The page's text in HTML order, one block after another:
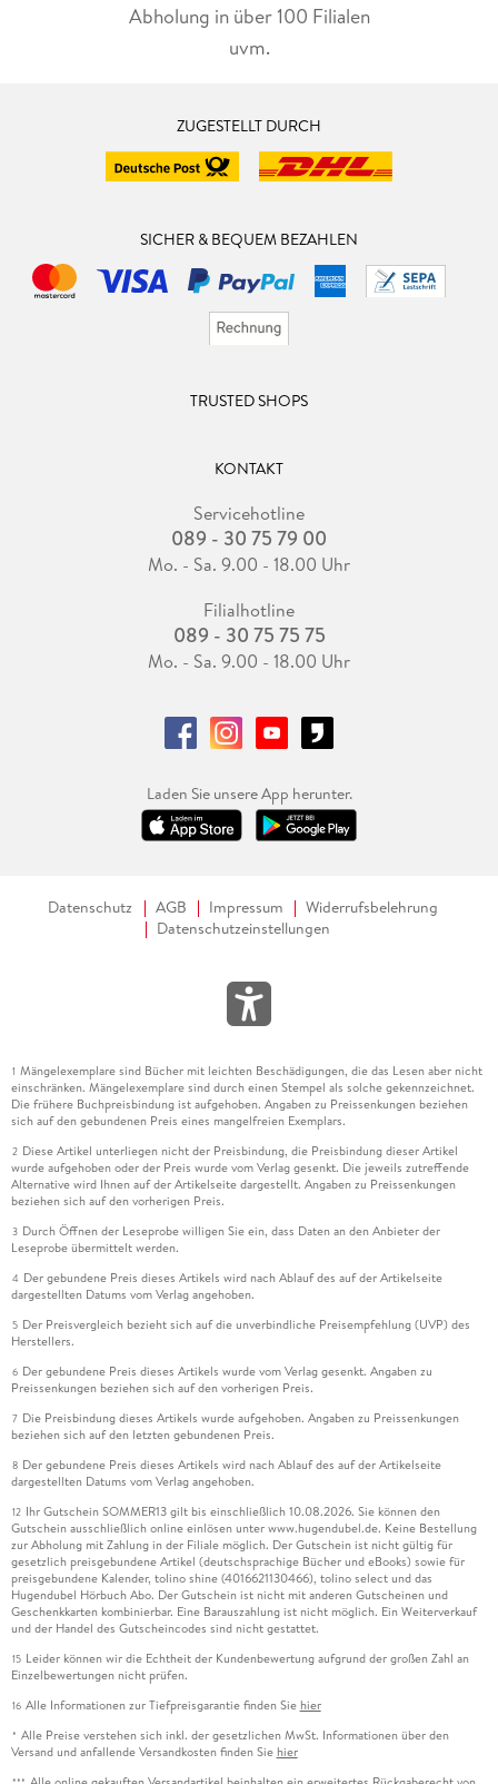
Abholung in über 100 Filialen
uvm.
ZUGESTELLT DURCH
SICHER & BEQUEM BEZAHLEN
TRUSTED SHOPS
KONTAKT
Servicehotline
089 - 30 75 79 00
Mo. - Sa. 9.00 - 18.00 Uhr
Filialhotline
089 - 30 75 75 75
Mo. - Sa. 9.00 - 18.00 Uhr
Laden Sie unsere App herunter.
Datenschutz AGB Impressum
Widerrufsbelehrung
Datenschutzeinstellungen
1 Mängelexemplare sind Bücher mit leichten Beschädigungen, die das Lesen aber nicht
einschränken. Mängelexemplare sind durch einen Stempel als solche gekennzeichnet.
Die frühere Buchpreisbindung ist aufgehoben. Angaben zu Preissenkungen beziehen
sich auf den gebundenen Preis eines mangelfreien Exemplars.
2 Diese Artikel unterliegen nicht der Preisbindung, die Preisbindung dieser Artikel
wurde aufgehoben oder der Preis wurde vom Verlag gesenkt. Die jeweils zutreffende
Alternative wird Ihnen auf der Artikelseite dargestellt. Angaben zu Preissenkungen
beziehen sich auf den vorherigen Preis.
3 Durch Öffnen der Leseprobe willigen Sie ein, dass Daten an den Anbieter der
Leseprobe übermittelt werden.
4 Der gebundene Preis dieses Artikels wird nach Ablauf des auf der Artikelseite
dargestellten Datums vom Verlag angehoben.
5 Der Preisvergleich bezieht sich auf die unverbindliche Preisempfehlung (UVP) des
Herstellers.
6 Der gebundene Preis dieses Artikels wurde vom Verlag gesenkt. Angaben zu
Preissenkungen beziehen sich auf den vorherigen Preis.
7 Die Preisbindung dieses Artikels wurde aufgehoben. Angaben zu Preissenkungen
beziehen sich auf den letzten gebundenen Preis.
8 Der gebundene Preis dieses Artikels wird nach Ablauf des auf der Artikelseite
dargestellten Datums vom Verlag angehoben.
12 Ihr Gutschein SOMMER13 gilt bis einschließlich 10.08.2026. Sie können den
Gutschein ausschließlich online einlösen unter www.hugendubel.de. Keine Bestellung
zur Abholung mit Zahlung in der Filiale möglich. Der Gutschein ist nicht gültig für
gesetzlich preisgebundene Artikel (deutschsprachige Bücher und eBooks) sowie für
preisgebundene Kalender, tolino shine (4016621130466), tolino select und das
Hugendubel Hörbuch Abo. Der Gutschein ist nicht mit anderen Gutscheinen und
Geschenkkarten kombinierbar. Eine Barauszahlung ist nicht möglich. Ein Weiterverkauf
und der Handel des Gutscheincodes sind nicht gestattet.
15 Leider können wir die Echtheit der Kundenbewertung aufgrund der großen Zahl an
Einzelbewertungen nicht prüfen.
16 Alle Informationen zur Tiefpreisgarantie finden Sie hier
* Alle Preise verstehen sich inkl. der gesetzlichen MwSt. Informationen über den
Versand und anfallende Versandkosten finden Sie hier